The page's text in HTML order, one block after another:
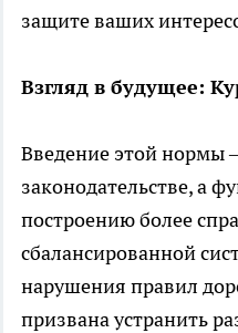
защите ваших
Взгляд в будущее:
Введение этой нормы
законодательстве, а
построению более
сбалансированной
нарушения правил
призвана устранить